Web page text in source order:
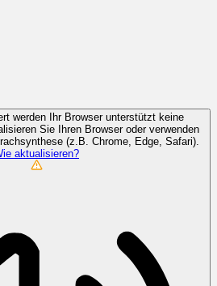
werden
Ihr Browser unterstützt keine
Sie Ihren Browser oder verwenden
(z.B. Chrome, Edge, Safari).
aktualisieren?